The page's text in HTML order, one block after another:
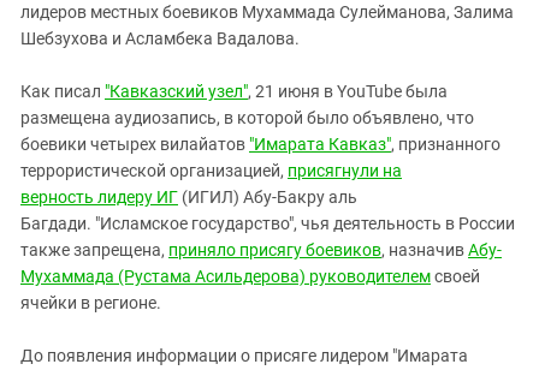
Северная Осетия - Алания
Ставропольский край
Южная Осетия
Южный Кавказ
ЮФО
лидеров местных боевиков Мухаммада Сулейманова, Залима
Шебзухова и Асламбека Вадалова.
Как писал "Кавказский узел", 21 июня в YouTube была
размещена аудиозапись, в которой было объявлено, что
боевики четырех вилайатов "Имарата Кавказ", признанного
террористической организацией, присягнули на
верность лидеру ИГ (ИГИЛ) Абу-Бакру аль
Багдади. "Исламское государство", чья деятельность в России
также запрещена, приняло присягу боевиков, назначивАбу-
Мухаммада (Рустама Асильдерова) руководителемсвоей
ячейки в регионе.
До появления информации о присяге лидером "Имарата